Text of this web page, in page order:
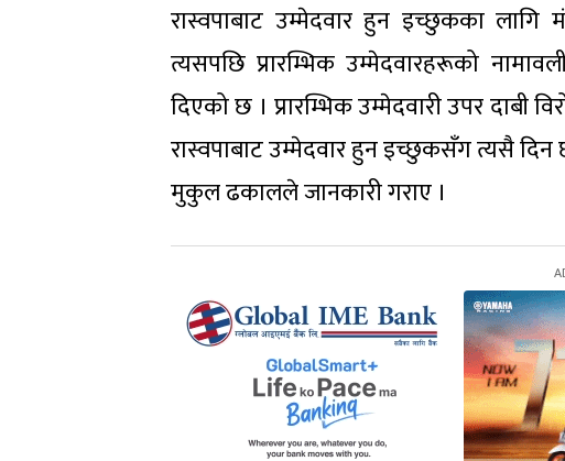
रास्वपाबाट उम्मेदवार हुन इच्छुकका
त्यसपछि ⁠प्रारम्भिक उम्मेदवारहरूको
दिएको छ । ⁠प्रारम्भिक उम्मेदवारी उपर
रास्वपाबाट ⁠उम्मेदवार हुन इच्छुकसँग त्यसै
मुकुल ढकालले जानकारी गराए ।